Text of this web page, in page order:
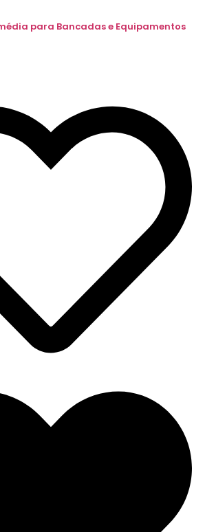
para Bancadas e Equipamentos